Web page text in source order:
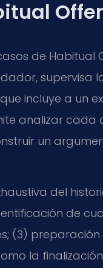
de
incluye a un
analizar
un
del
de
(3)
la